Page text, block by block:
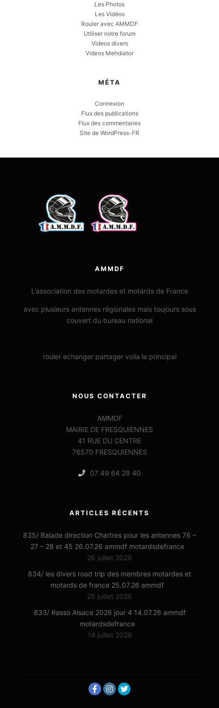
Les Photos
Les Vidéos
Rouler avec AMMDF
Utiliser notre forum
Videos divers
Videos Mehdiator
MÉTA
Connexion
Flux des publications
Flux des commentaires
Site de WordPress-FR
AMMDF
L’association des motardes et motards de France
avec plusieurs antennes régionales mais toujours sous
couvert du bureau national
rouler echanger partager voila le principal
NOUS CONTACTER
AMMDF
MAIRIE DE FRESQUIENNES
41 RUE DU CENTRE
76570 FRESQUIENNES
07 49 64 29 40
ARTICLES RÉCENTS
835/ Balade direction Chartres pour les antennes 76 –
27 – 28 et 45 26.07.26 ammdf motardsdefrance
26 juillet 2026
834/ les divers road trip des membres motardes et
motards de france 25.07.26 ammdf
25 juillet 2026
833/ Rasso Alsace 2026 jour 4 14.07.26 ammdf
motardsdefrance
14 juillet 2026